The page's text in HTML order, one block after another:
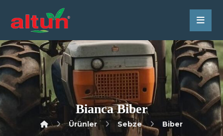
Bianca Biber
Ürünler Sebze Biber